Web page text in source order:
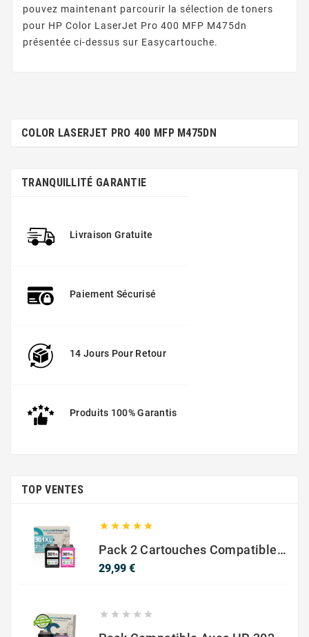
pouvez maintenant parcourir la sélection de toners
pour HP Color LaserJet Pro 400 MFP M475dn
présentée ci-dessus sur Easycartouche.
COLOR LASERJET PRO 400 MFP M475DN
TRANQUILLITÉ GARANTIE
Livraison Gratuite
Paiement Sécurisé
14 Jours Pour Retour
Produits 100% Garantis
TOP VENTES
    
Pack 2 Cartouches Compatible Avec HP 301 XL Noir Et Couleur
29,99 €Prix
    